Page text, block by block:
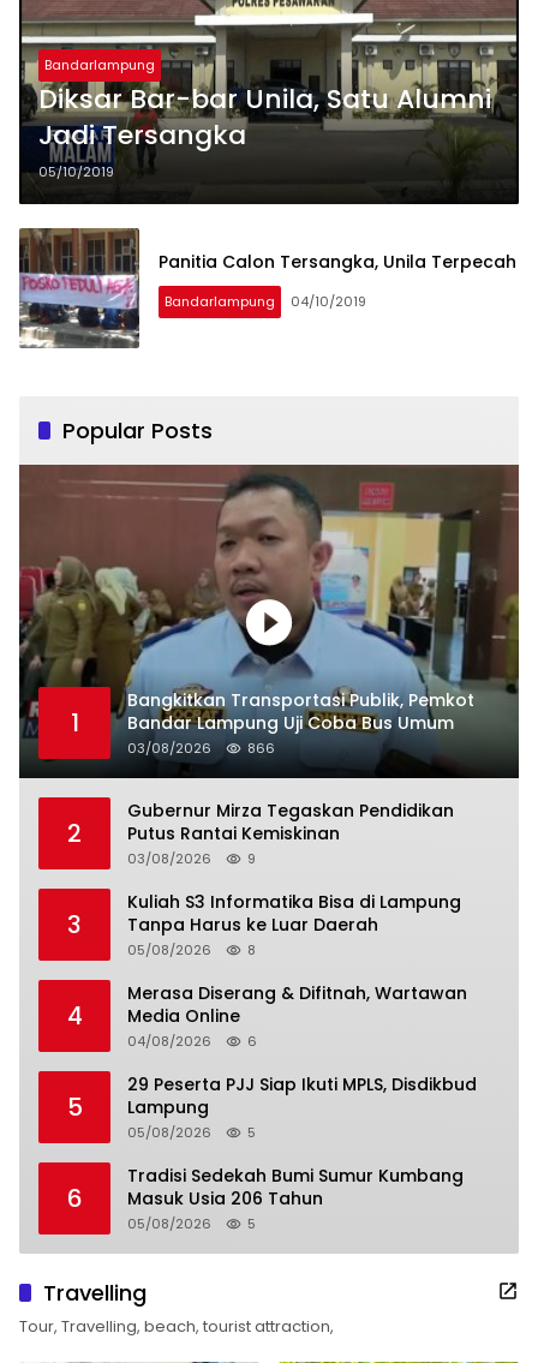
Bandarlampung
Diksar Bar-bar Unila, Satu Alumni
Jadi Tersangka
05/10/2019
Panitia Calon Tersangka, Unila Terpecah
Bandarlampung 04/10/2019
Popular Posts
1
Bangkitkan Transportasi Publik, Pemkot
Bandar Lampung Uji Coba Bus Umum
03/08/2026 866
2
Gubernur Mirza Tegaskan Pendidikan
Putus Rantai Kemiskinan
03/08/2026 9
3
Kuliah S3 Informatika Bisa di Lampung
Tanpa Harus ke Luar Daerah
05/08/2026 8
4
Merasa Diserang & Difitnah, Wartawan
Media Online
04/08/2026 6
5
29 Peserta PJJ Siap Ikuti MPLS, Disdikbud
Lampung
05/08/2026 5
6
Tradisi Sedekah Bumi Sumur Kumbang
Masuk Usia 206 Tahun
05/08/2026 5
Travelling
Tour, Travelling, beach, tourist attraction,